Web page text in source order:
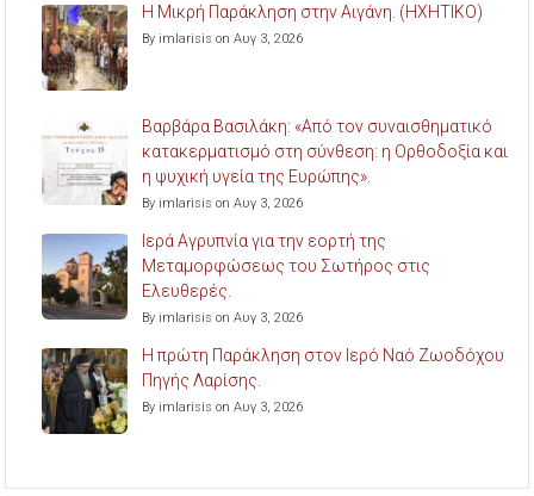
Η Μικρή Παράκληση στην Αιγάνη. (ΗΧΗΤΙΚΟ)
By imlarisis on Αυγ 3, 2026
Βαρβάρα Βασιλάκη: «Από τον συναισθηματικό
κατακερματισμό στη σύνθεση: η Ορθοδοξία και
η ψυχική υγεία της Ευρώπης».
By imlarisis on Αυγ 3, 2026
Ιερά Αγρυπνία για την εορτή της
Μεταμορφώσεως του Σωτήρος στις
Ελευθερές.
By imlarisis on Αυγ 3, 2026
Η πρώτη Παράκληση στον Ιερό Ναό Ζωοδόχου
Πηγής Λαρίσης.
By imlarisis on Αυγ 3, 2026